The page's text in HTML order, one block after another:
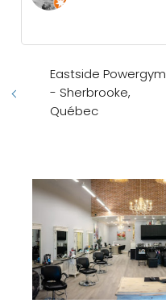
Eastside Powergym
- Sherbrooke,
Québec